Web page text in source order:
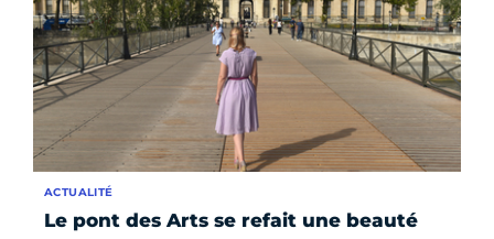
Le pont des Arts se refait une beauté
ACTUALITÉ